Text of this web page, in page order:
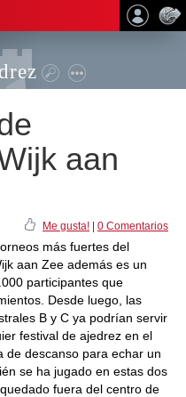
aan
Me gusta! 0 Comentarios
más fuertes del
aan Zee además es un
participantes que
Desde luego, las
B y C ya podrían servir
festival de ajedrez en el
de descanso para echar un
se ha jugado en estas dos
fuera del centro de